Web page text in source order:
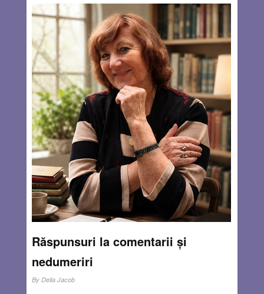
Răspunsuri la comentarii și
nedumeriri
By Delia Jacob